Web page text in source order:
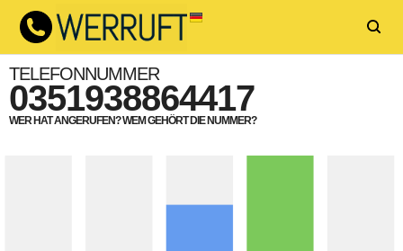
TELEFONNUMMER
0351938864417
WER HAT ANGERUFEN? WEM GEHÖRT DIE NUMMER?